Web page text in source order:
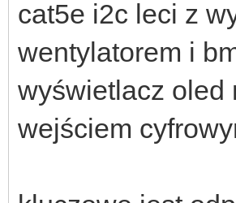
cat5e i2c leci z
wentylatorem i
wyświetlacz oled
wejściem